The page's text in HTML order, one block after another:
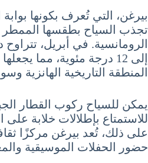
بيرغن، التي تُعرف بكونها بوابة
تجذب السياح بطقسها الممطر
إلى 12 درجة مئوية، مما
المنطقة التاريخية الهانزية
يمكن للسياح ركوب القطار
للاستمتاع بإطلالات خلابة على
على ذلك، تُعد بيرغن مركزًا
حضور الحفلات الموسيقية